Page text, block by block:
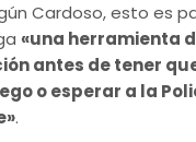
Cardoso, esto es
«una herramienta
antes de tener
o esperar a la
.